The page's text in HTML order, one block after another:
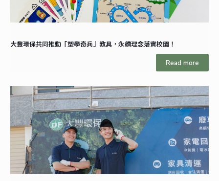
大豐環保共同推動「塑學奇兵」教具，永續理念落實校園！
Read more